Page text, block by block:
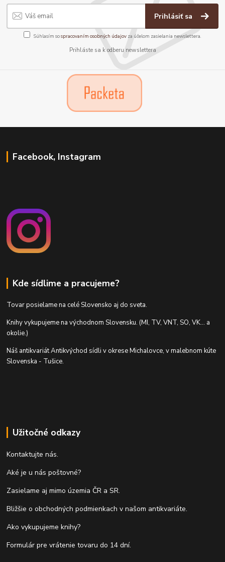
Prihlásiť sa
Súhlasím sospracovaním osobných údajov za účelom zasielania newslettera.
Prihláste sa k odberu newslettera
Facebook, Instagram
Kde sídlime a pracujeme?
Tovar posielame na celé Slovensko aj do sveta.
Knihy vykupujeme na východnom Slovensku. (MI, TV, VNT, SO, VK... a
okolie.)
Náš antikvariát Antikvýchod sídli v okrese Michalovce, v malebnom kúte
Slovenska - Tušice.
Užitočné odkazy
Kontaktujte nás.
Aké je u nás poštovné?
Zasielame aj mimo územia ČR a SR.
Bližšie o obchodných podmienkach v našom antikvariáte.
Ako vykupujeme knihy?
Formulár pre vrátenie tovaru do 14 dní.